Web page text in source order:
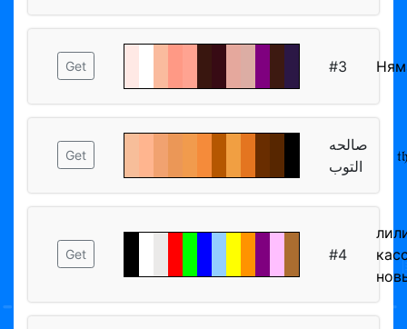
Get #3
Get
صالحه
التوب
Get #4